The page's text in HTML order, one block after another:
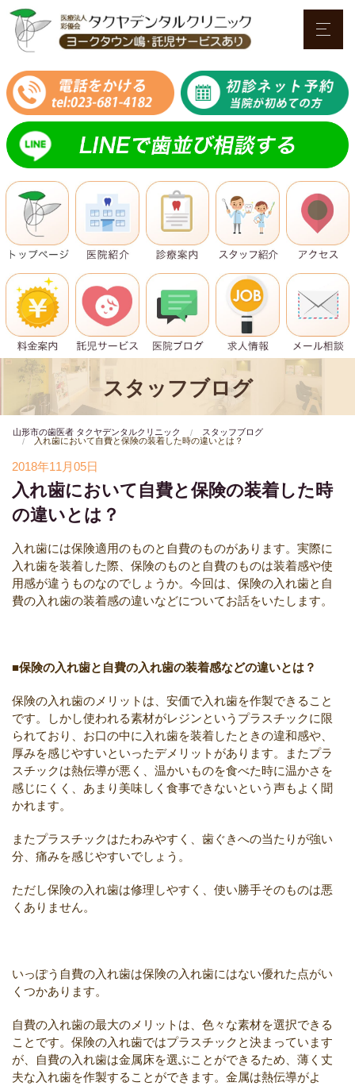
スタッフブログ
山形市の歯医者 タクヤデンタルクリニック
スタッフブログ
入れ歯において自費と保険の装着した時の違いとは？
2018年11月05日
入れ歯において自費と保険の装着した時
の違いとは？
入れ歯には保険適用のものと自費のものがあります。実際に
入れ歯を装着した際、保険のものと自費のものは装着感や使
用感が違うものなのでしょうか。今回は、保険の入れ歯と自
費の入れ歯の装着感の違いなどについてお話をいたします。
■保険の入れ歯と自費の入れ歯の装着感などの違いとは？
保険の入れ歯のメリットは、安価で入れ歯を作製できること
です。しかし使われる素材がレジンというプラスチックに限
られており、お口の中に入れ歯を装着したときの違和感や、
厚みを感じやすいといったデメリットがあります。またプラ
スチックは熱伝導が悪く、温かいものを食べた時に温かさを
感じにくく、あまり美味しく食事できないという声もよく聞
かれます。
またプラスチックはたわみやすく、歯ぐきへの当たりが強い
分、痛みを感じやすいでしょう。
ただし保険の入れ歯は修理しやすく、使い勝手そのものは悪
くありません。
いっぽう自費の入れ歯は保険の入れ歯にはない優れた点がい
くつかあります。
自費の入れ歯の最大のメリットは、色々な素材を選択できる
ことです。保険の入れ歯ではプラスチックと決まっています
が、自費の入れ歯は金属床を選ぶことができるため、薄く丈
夫な入れ歯を作製することができます。金属は熱伝導がよ